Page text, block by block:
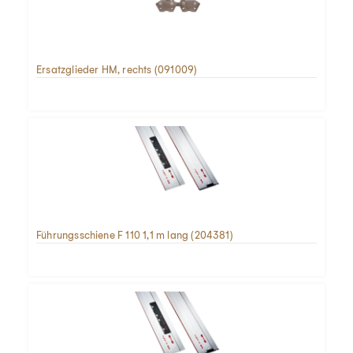
Ersatzglieder HM, rechts (091009)
Führungsschiene F 110 1,1 m lang (204381)